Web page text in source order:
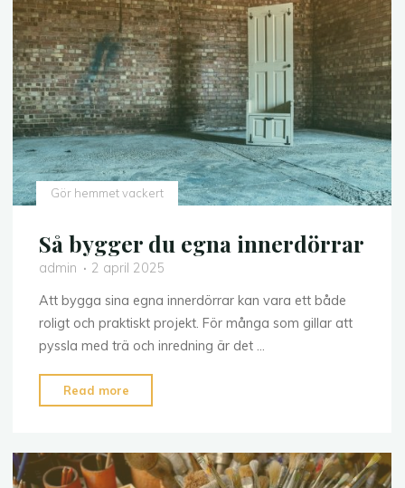
mer
tid"
Gör hemmet vackert
Så bygger du egna innerdörrar
admin
2 april 2025
Att bygga sina egna innerdörrar kan vara ett både
roligt och praktiskt projekt. För många som gillar att
pyssla med trä och inredning är det …
Read more
bygger
egna
innerdörrar"